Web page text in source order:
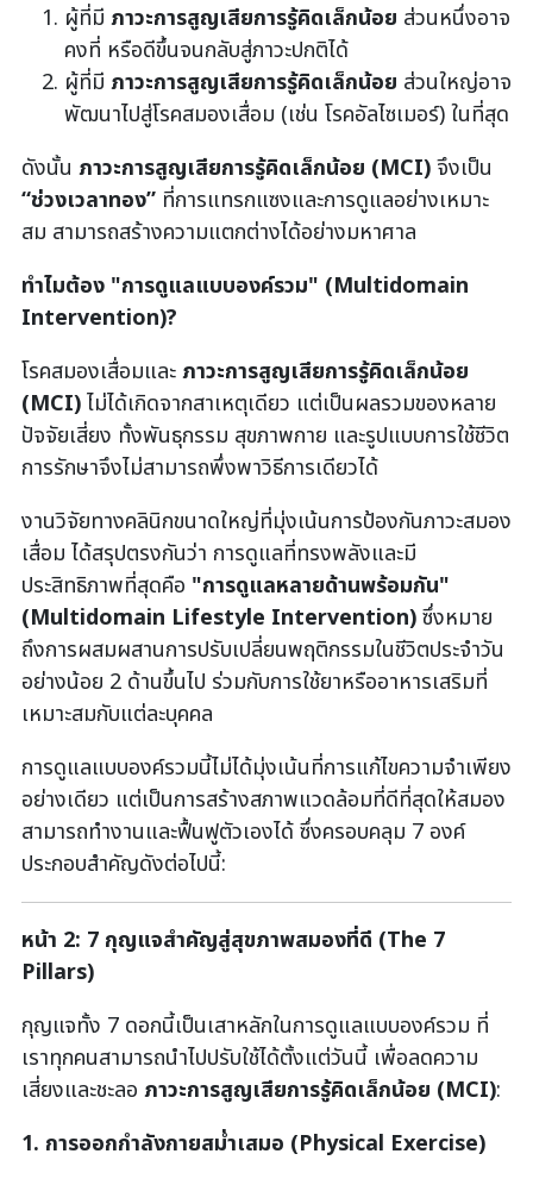
ผู้ที่มี ภาวะการสูญเสียการรู้คิดเล็กน้อย ส่วนหนึ่งอาจ
คงที่ หรือดีขึ้นจนกลับสู่ภาวะปกติได้
ผู้ที่มี ภาวะการสูญเสียการรู้คิดเล็กน้อย ส่วนใหญ่อาจ
พัฒนาไปสู่โรคสมองเสื่อม (เช่น โรคอัลไซเมอร์) ในที่สุด
ดังนั้น ภาวะการสูญเสียการรู้คิดเล็กน้อย (MCI)จึงเป็น
“ช่วงเวลาทอง” ที่การแทรกแซงและการดูแลอย่างเหมาะ
สม สามารถสร้างความแตกต่างได้อย่างมหาศาล
ทำไมต้อง "การดูแลแบบองค์รวม" (Multidomain
Intervention)?
โรคสมองเสื่อมและภาวะการสูญเสียการรู้คิดเล็กน้อย
(MCI)ไม่ได้เกิดจากสาเหตุเดียว แต่เป็นผลรวมของหลาย
ปัจจัยเสี่ยง ทั้งพันธุกรรม สุขภาพกาย และรูปแบบการใช้ชีวิต
การรักษาจึงไม่สามารถพึ่งพาวิธีการเดียวได้
งานวิจัยทางคลินิกขนาดใหญ่ที่มุ่งเน้นการป้องกันภาวะสมอง
เสื่อม ได้สรุปตรงกันว่า การดูแลที่ทรงพลังและมี
ประสิทธิภาพที่สุดคือ "การดูแลหลายด้านพร้อมกัน"
(Multidomain Lifestyle Intervention)ซึ่งหมาย
ถึงการผสมผสานการปรับเปลี่ยนพฤติกรรมในชีวิตประจำวัน
อย่างน้อย 2 ด้านขึ้นไป ร่วมกับการใช้ยาหรืออาหารเสริมที่
เหมาะสมกับแต่ละบุคคล
การดูแลแบบองค์รวมนี้ไม่ได้มุ่งเน้นที่การแก้ไขความจำเพียง
อย่างเดียว แต่เป็นการสร้างสภาพแวดล้อมที่ดีที่สุดให้สมอง
สามารถทำงานและฟื้นฟูตัวเองได้ ซึ่งครอบคลุม 7 องค์
ประกอบสำคัญดังต่อไปนี้:
หน้า 2: 7 กุญแจสำคัญสู่สุขภาพสมองที่ดี (The 7
Pillars)
กุญแจทั้ง 7 ดอกนี้เป็นเสาหลักในการดูแลแบบองค์รวม ที่
เราทุกคนสามารถนำไปปรับใช้ได้ตั้งแต่วันนี้ เพื่อลดความ
เสี่ยงและชะลอ ภาวะการสูญเสียการรู้คิดเล็กน้อย (MCI):
1. การออกกำลังกายสม่ำเสมอ (Physical Exercise)